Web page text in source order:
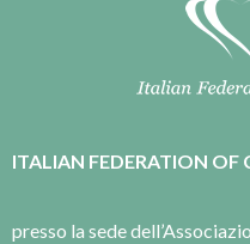
ITALIAN FEDERATION OF
presso la sede